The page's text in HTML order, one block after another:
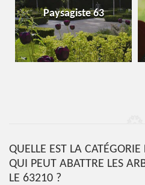
Paysagiste 63
QUELLE EST LA CATÉGORIE
QUI PEUT ABATTRE LES
LE 63210 ?